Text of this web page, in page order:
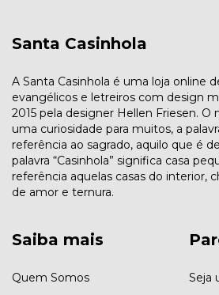
Santa Casinhola
A Santa Casinhola é uma loja online
evangélicos e letreiros com design
2015 pela designer Hellen Friesen. O
uma curiosidade para muitos, a
referência ao sagrado, aquilo que é
palavra “Casinhola” significa casa
referência aquelas casas do interior,
de amor e ternura.
Saiba mais
Quem Somos Seja